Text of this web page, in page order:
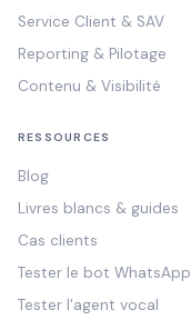
Service Client & SAV
Reporting & Pilotage
Contenu & Visibilité
RESSOURCES
Blog
Livres blancs & guides
Cas clients
Tester le bot WhatsApp
Tester l'agent vocal